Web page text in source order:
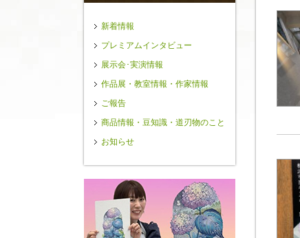
新着情報
プレミアムインタビュー
展示会･実演情報
作品展・教室情報・作家情報
ご報告
商品情報・豆知識・道刃物のこと
お知らせ